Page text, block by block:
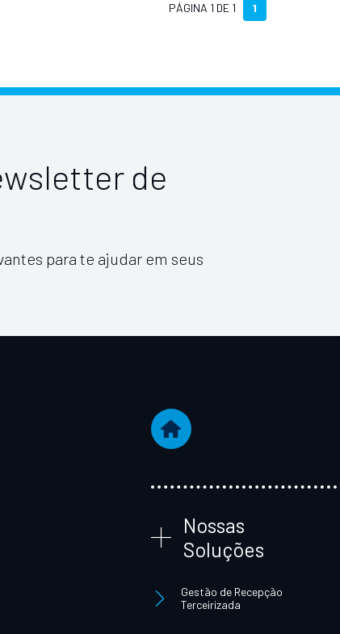
PÁGINA 1 DE 1 1
de
para te ajudar em seus
Nossas
Soluções
Gestão de Recepção
Terceirizada